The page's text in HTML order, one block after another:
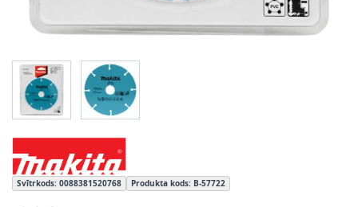
View larger imageView larger image
Svītrkods: 0088381520768 Produkta kods: B-57722